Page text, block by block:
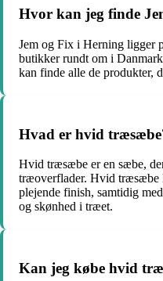
Hvor kan jeg finde
Jem og Fix i Herning ligger
butikker rundt om i
kan finde alle de produkter,
Hvad er hvid
Hvid træsæbe er en sæbe,
træoverflader. Hvid træsæbe
plejende finish, samtidig
og skønhed i træet.
Kan jeg købe hvid